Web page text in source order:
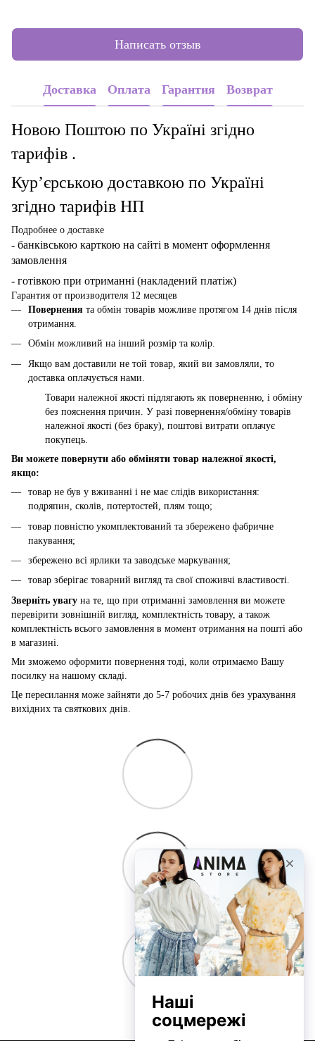
Написать отзыв
Доставка Оплата Гарантия Возврат
Новою Поштою по Україні згідно
тарифів .
Кур’єрською доставкою по Україні
згідно тарифів НП
Подробнее о доставке
- банківською карткою на сайті в момент оформлення
замовлення
- готівкою при отриманні (накладений платіж)
Гарантия от производителя 12 месяцев
Повернення та обмін товарів можливе протягом 14 днів після
отримання.
Обмін можливий на інший розмір та колір.
Якщо вам доставили не той товар, який ви замовляли, то
доставка оплачується нами.
Товари належної якості підлягають як поверненню, і обміну
без пояснення причин. У разі повернення/обміну товарів
належної якості (без браку), поштові витрати оплачує
покупець.
Ви можете повернути або обміняти товар належної якості,
якщо:
товар не був у вживанні і не має слідів використання:
подряпин, сколів, потертостей, плям тощо;
товар повністю укомплектований та збережено фабричне
пакування;
збережено всі ярлики та заводське маркування;
товар зберігає товарний вигляд та свої споживчі властивості.
Зверніть увагу на те, що при отриманні замовлення ви можете
перевірити зовнішній вигляд, комплектність товару, а також
комплектність всього замовлення в момент отримання на пошті або
в магазині.
Ми зможемо оформити повернення тоді, коли отримаємо Вашу
посилку на нашому складі.
Це пересилання може зайняти до 5-7 робочих днів без урахування
вихідних та святкових днів.